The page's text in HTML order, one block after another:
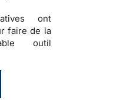
ont
faire de la
outil